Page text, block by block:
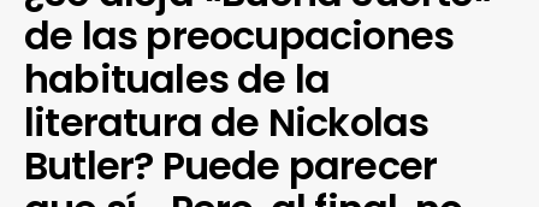
de las preocupaciones
habituales de la
literatura de Nickolas
Butler? Puede parecer